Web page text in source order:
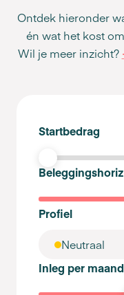
Ontdek hieronder
én wat het kost
Wil je meer inzicht?
Startbedrag
Profiel
Neutraal
Inleg per maand